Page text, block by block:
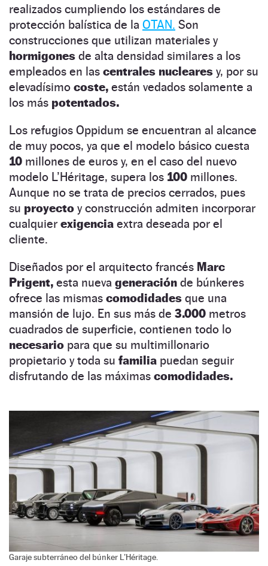
realizados cumpliendo los estándares de
protección balística de la OTAN. Son
construcciones que utilizan materiales y
hormigones de alta densidad similares a los
empleados en las centrales nucleares y, por su
elevadísimo coste, están vedados solamente a
los más potentados.
Los refugios Oppidum se encuentran al alcance
de muy pocos, ya que el modelo básico cuesta
10 millones de euros y, en el caso del nuevo
modelo L’Héritage, supera los 100 millones.
Aunque no se trata de precios cerrados, pues
su proyecto y construcción admiten incorporar
cualquier exigencia extra deseada por el
cliente.
Diseñados por el arquitecto francés Marc
Prigent, esta nueva generación de búnkeres
ofrece las mismas comodidades que una
mansión de lujo. En sus más de 3.000 metros
cuadrados de superficie, contienen todo lo
necesario para que su multimillonario
propietario y toda su familia puedan seguir
disfrutando de las máximas comodidades.
Garaje subterráneo del búnker L’Héritage.